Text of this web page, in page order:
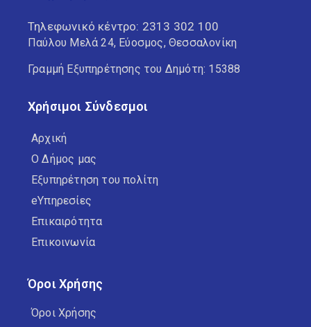
Τηλεφωνικό κέντρο: 2313 302 100
Παύλου Μελά 24, Εύοσμος, Θεσσαλονίκη
Γραμμή Εξυπηρέτησης του Δημότη: 15388
Χρήσιμοι Σύνδεσμοι
Αρχική
Ο Δήμος μας
Εξυπηρέτηση του πολίτη
eΥπηρεσίες
Επικαιρότητα
Επικοινωνία
Όροι Χρήσης
Όροι Χρήσης